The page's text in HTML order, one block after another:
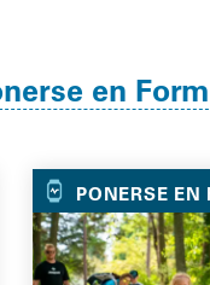
en
PONERSE EN